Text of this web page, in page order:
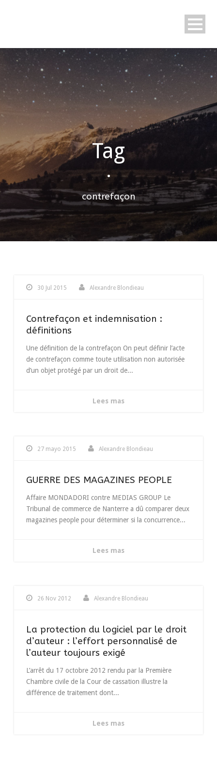
Tag
•
contrefaçon
30 Jul 2015 Alexandre Blondieau
Contrefaçon et indemnisation :
définitions
Une définition de la contrefaçon On peut définir l’acte
de contrefaçon comme toute utilisation non autorisée
d’un objet protégé par un droit de...
Lees mas
27 mayo 2015 Alexandre Blondieau
GUERRE DES MAGAZINES PEOPLE
Affaire MONDADORI contre MEDIAS GROUP Le
Tribunal de commerce de Nanterre a dû comparer deux
magazines people pour déterminer si la concurrence...
Lees mas
26 Nov 2012 Alexandre Blondieau
La protection du logiciel par le droit
d’auteur : l’effort personnalisé de
l’auteur toujours exigé
L’arrêt du 17 octobre 2012 rendu par la Première
Chambre civile de la Cour de cassation illustre la
différence de traitement dont...
Lees mas